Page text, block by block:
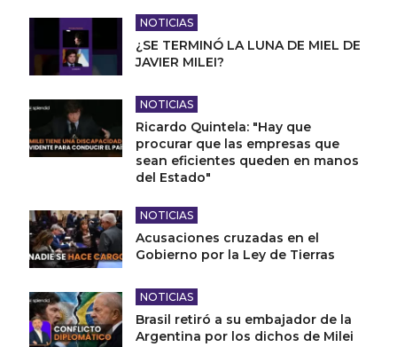
NOTICIAS
¿SE TERMINÓ LA LUNA DE MIEL DE
JAVIER MILEI?
NOTICIAS
Ricardo Quintela: "Hay que
procurar que las empresas que
sean eficientes queden en manos
del Estado"
NOTICIAS
Acusaciones cruzadas en el
Gobierno por la Ley de Tierras
NOTICIAS
Brasil retiró a su embajador de la
Argentina por los dichos de Milei